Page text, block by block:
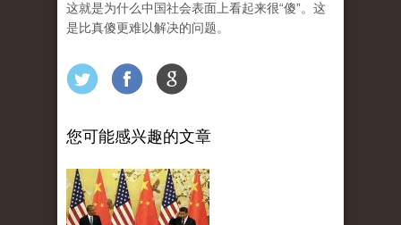
这就是为什么中国社会表面上看起来很“傻”。这
是比真傻更难以解决的问题。
您可能感兴趣的文章